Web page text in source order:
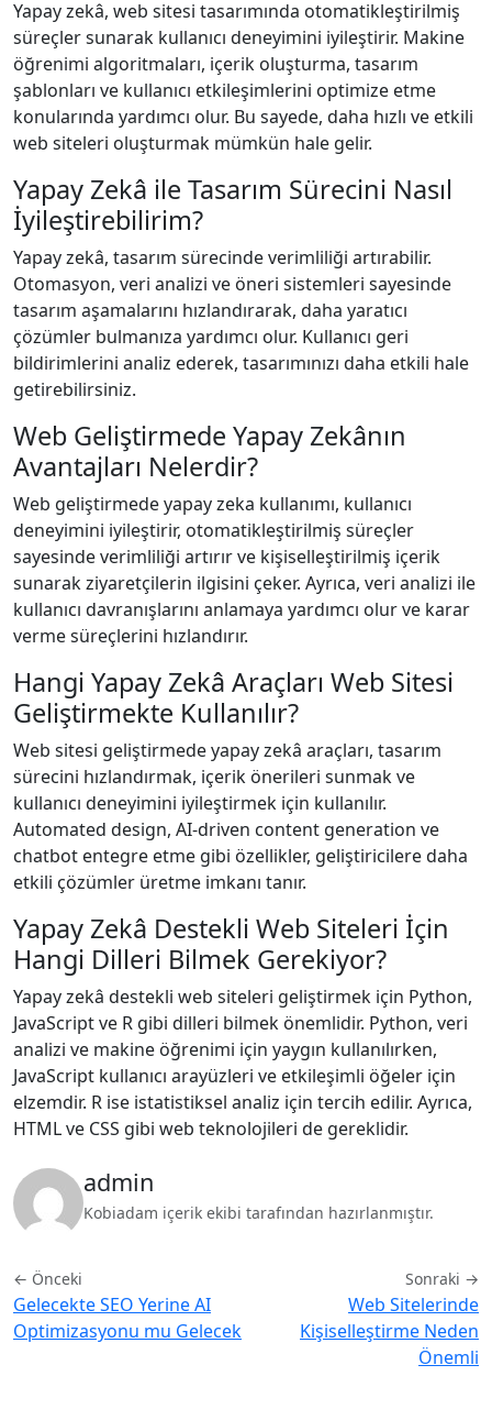
Yapay zekâ, web sitesi tasarımında otomatikleştirilmiş
süreçler sunarak kullanıcı deneyimini iyileştirir. Makine
öğrenimi algoritmaları, içerik oluşturma, tasarım
şablonları ve kullanıcı etkileşimlerini optimize etme
konularında yardımcı olur. Bu sayede, daha hızlı ve etkili
web siteleri oluşturmak mümkün hale gelir.
Yapay Zekâ ile Tasarım Sürecini Nasıl
İyileştirebilirim?
Yapay zekâ, tasarım sürecinde verimliliği artırabilir.
Otomasyon, veri analizi ve öneri sistemleri sayesinde
tasarım aşamalarını hızlandırarak, daha yaratıcı
çözümler bulmanıza yardımcı olur. Kullanıcı geri
bildirimlerini analiz ederek, tasarımınızı daha etkili hale
getirebilirsiniz.
Web Geliştirmede Yapay Zekânın
Avantajları Nelerdir?
Web geliştirmede yapay zeka kullanımı, kullanıcı
deneyimini iyileştirir, otomatikleştirilmiş süreçler
sayesinde verimliliği artırır ve kişiselleştirilmiş içerik
sunarak ziyaretçilerin ilgisini çeker. Ayrıca, veri analizi ile
kullanıcı davranışlarını anlamaya yardımcı olur ve karar
verme süreçlerini hızlandırır.
Hangi Yapay Zekâ Araçları Web Sitesi
Geliştirmekte Kullanılır?
Web sitesi geliştirmede yapay zekâ araçları, tasarım
sürecini hızlandırmak, içerik önerileri sunmak ve
kullanıcı deneyimini iyileştirmek için kullanılır.
Automated design, AI-driven content generation ve
chatbot entegre etme gibi özellikler, geliştiricilere daha
etkili çözümler üretme imkanı tanır.
Yapay Zekâ Destekli Web Siteleri İçin
Hangi Dilleri Bilmek Gerekiyor?
Yapay zekâ destekli web siteleri geliştirmek için Python,
JavaScript ve R gibi dilleri bilmek önemlidir. Python, veri
analizi ve makine öğrenimi için yaygın kullanılırken,
JavaScript kullanıcı arayüzleri ve etkileşimli öğeler için
elzemdir. R ise istatistiksel analiz için tercih edilir. Ayrıca,
HTML ve CSS gibi web teknolojileri de gereklidir.
admin
Kobiadam içerik ekibi tarafından hazırlanmıştır.
← Önceki
Gelecekte SEO Yerine AI
Optimizasyonu mu Gelecek
Sonraki →
Web Sitelerinde
Kişiselleştirme Neden
Önemli